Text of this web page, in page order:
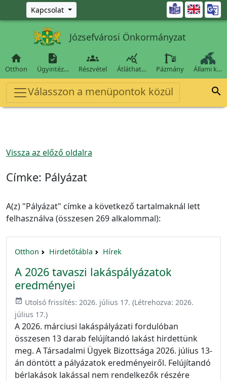
Ugrás a fő tartalomra
Kapcsolat 
Józsefvárosi Önkormányzat

Otthon

Ügyintéz…

Részvétel

Átláthat… Pázmány Állami k…
Válasszon a menüpontok közül 
Vissza az előző oldalra
Címke: Pályázat
A(z) "Pályázat" címke a következő tartalmaknál lett
felhasználva (összesen 269 alkalommal):
Otthon Hirdetőtábla Hírek
A 2026 tavaszi lakáspályázatok
eredményei
event_available Utolsó frissítés: 2026. július 17. (Létrehozva: 2026.
július 17.)
A 2026. márciusi lakáspályázati fordulóban
összesen 13 darab felújítandó lakást hirdettünk
meg. A Társadalmi Ügyek Bizottsága 2026. július 13-
án döntött a pályázatok eredményeiről. Felújítandó
bérlakások lakással nem rendelkezők részére